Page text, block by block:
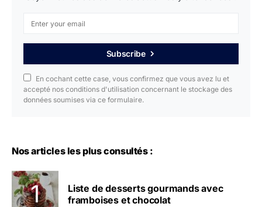
Subscribe
En cochant cette case, vous confirmez que vous avez lu et
accepté nos conditions d'utilisation concernant le stockage des
données soumises via ce formulaire.
Nos articles les plus consultés :
Liste de desserts gourmands avec
framboises et chocolat